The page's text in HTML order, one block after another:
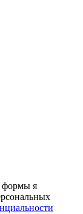
формы я